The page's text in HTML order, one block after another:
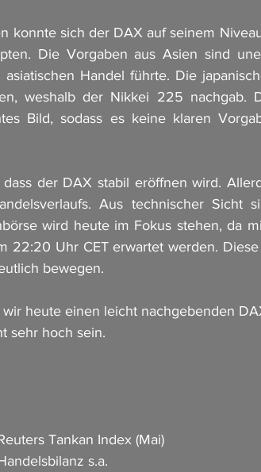
konnte sich der DAX auf seinem
Die Vorgaben aus Asien sind
Handel führte. Die
weshalb der Nikkei 225 nachgab.
Bild, sodass es keine klaren
der DAX stabil eröffnen wird.
Aus technischer Sicht
wird heute im Fokus stehen, da
22:20 Uhr CET erwartet werden.
bewegen.
heute einen leicht nachgebenden
sehr hoch sein.
Reuters Tankan Index (Mai)
Handelsbilanz s.a.